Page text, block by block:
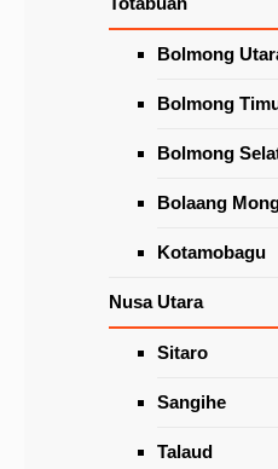
Bolmong
Bolmong
Bolmong
Bolaang
Kotamobagu
Nusa Utara
Sitaro
Sangihe
Talaud
di Pasar
Latest News
Lumentut Ingatkan
Tomohon Soal